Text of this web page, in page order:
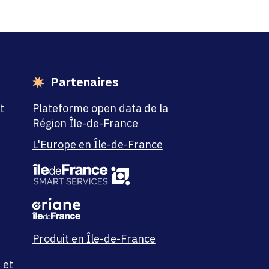
et
Partenaires
Plateforme open data de la
Région Île-de-France
L'Europe en Île-de-France
Produit en Île-de-France